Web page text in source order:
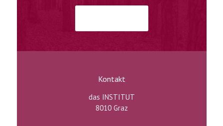
Kontakt
das INSTITUT
8010 Graz